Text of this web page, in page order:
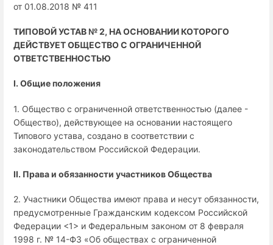
от 01.08.2018 № 411
ТИПОВОЙ УСТАВ № 2, НА ОСНОВАНИИ КОТОРОГО
ДЕЙСТВУЕТ ОБЩЕСТВО С ОГРАНИЧЕННОЙ
ОТВЕТСТВЕННОСТЬЮ
I. Общие положения
1. Общество с ограниченной ответственностью (далее -
Общество), действующее на основании настоящего
Типового устава, создано в соответствии с
законодательством Российской Федерации.
II. Права и обязанности участников Общества
2. Участники Общества имеют права и несут обязанности,
предусмотренные Гражданским кодексом Российской
Федерации <1> и Федеральным законом от 8 февраля
1998 г. № 14-ФЗ «Об обществах с ограниченной